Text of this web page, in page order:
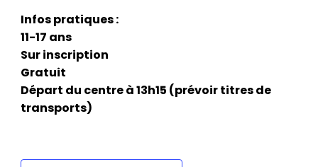
Infos pratiques :
11-17 ans
Sur inscription
Gratuit
Départ du centre à 13h15 (prévoir titres de
transports)